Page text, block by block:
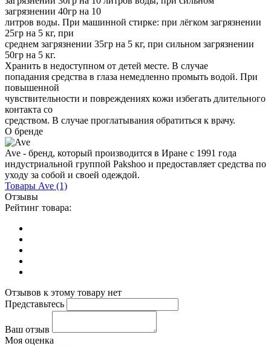
загрязнении 40гр на 10
литров воды. При машинной стирке: при лёгком загрязнении
25гр на 5 кг, при
среднем загрязнении 35гр на 5 кг, при сильном загрязнении
50гр на 5 кг.
Хранить в недоступном от детей месте. В случае
попадания средства в глаза немедленно промыть водой. При
повышенной
чувствительности и повреждениях кожи избегать длительного
контакта со
средством. В случае проглатывания обратиться к врачу.
О бренде
Ave - бренд, который производится в Иране с 1991 года
индустриальной группой Pakshoo и предоставляет средства по
уходу за собой и своей одеждой.
Товары Ave (1)
Отзывы
Рейтинг товара:
Отзывов к этому товару нет
Представьтесь
Ваш отзыв
Моя оценка